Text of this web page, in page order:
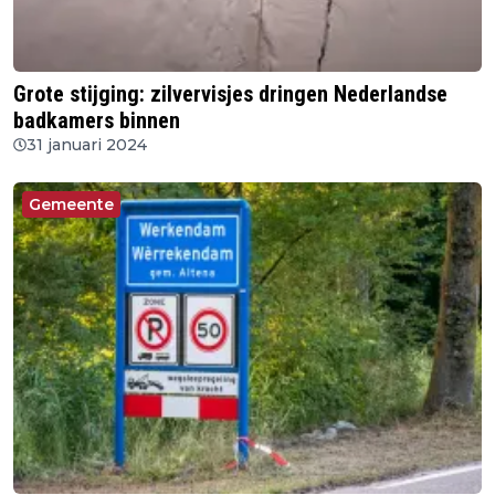
Grote stijging: zilvervisjes dringen Nederlandse
badkamers binnen
31 januari 2024
Gemeente